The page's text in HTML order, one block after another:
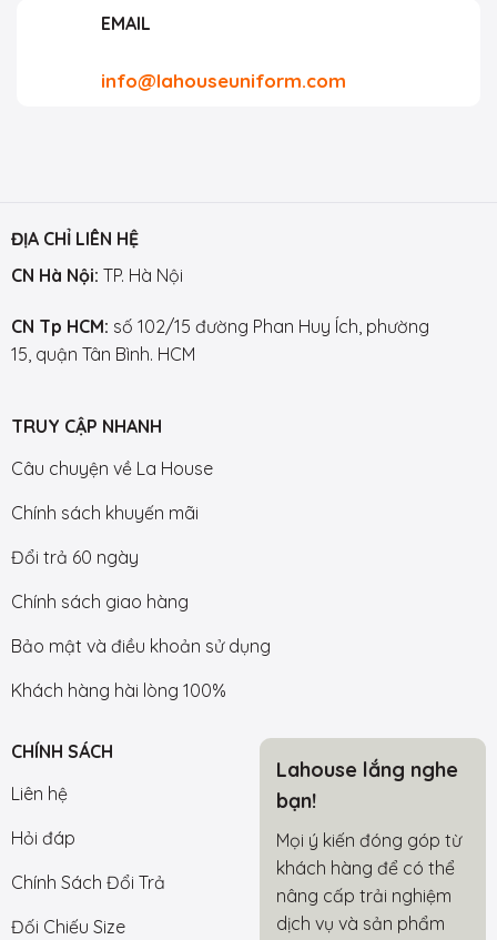
EMAIL
info@lahouseuniform.com
ĐỊA CHỈ LIÊN HỆ
CN Hà Nội: TP. Hà Nội
CN Tp HCM: số 102/15 đường Phan Huy Ích, phường
15, quận Tân Bình. HCM
TRUY CẬP NHANH
Câu chuyện về La House
Chính sách khuyến mãi
Đổi trả 60 ngày
Chính sách giao hàng
Bảo mật và điều khoản sử dụng
Khách hàng hài lòng 100%
CHÍNH SÁCH
Liên hệ
Hỏi đáp
Chính Sách Đổi Trả
Đối Chiếu Size
Lahouse lắng nghe
bạn!
Mọi ý kiến đóng góp từ
khách hàng để có thể
nâng cấp trải nghiệm
dịch vụ và sản phẩm